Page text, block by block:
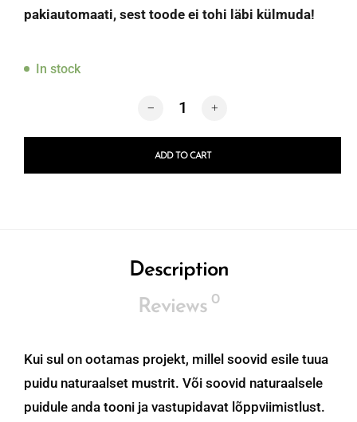
pakiautomaati, sest toode ei tohi läbi külmuda!
In stock
Fusion Mineral Paint Stain &
ADD TO CART
Description
Reviews 0
Kui sul on ootamas projekt, millel soovid esile tuua
puidu naturaalset mustrit. Või soovid naturaalsele
puidule anda tooni ja vastupidavat lõppviimistlust.